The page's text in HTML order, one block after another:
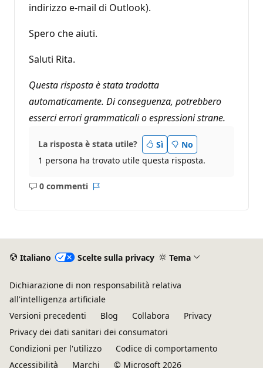
indirizzo e-mail di Outlook).
Spero che aiuti.
Saluti Rita.
Questa risposta è stata tradotta
automaticamente. Di conseguenza, potrebbero
esserci errori grammaticali o espressioni strane.
La risposta è stata utile? Sì
No
1 persona ha trovato utile questa risposta.
0 commenti
Nessun
Italiano Scelte sulla privacy Tema
Dichiarazione di non responsabilità relativa
all'intelligenza artificiale
Versioni precedenti
Blog Collabora
Privacy
Privacy dei dati sanitari dei consumatori
Condizioni per l'utilizzo
Codice di comportamento
Accessibilità
Marchi © Microsoft 2026